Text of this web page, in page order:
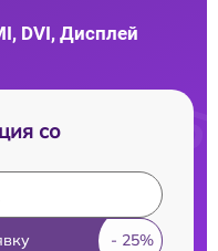
DVI, Дисплей
со